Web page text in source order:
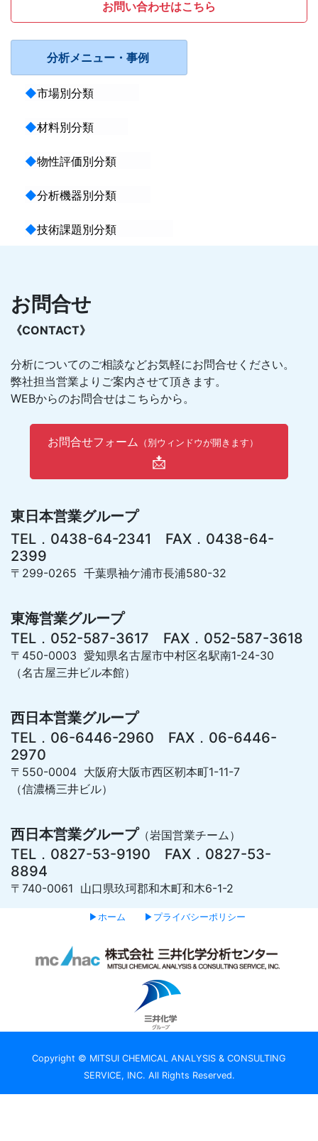
お問い合わせはこちら
分析メニュー・事例
◆市場別分類
◆材料別分類
◆物性評価別分類
◆分析機器別分類
◆技術課題別分類
お問合せ
《CONTACT》
分析についてのご相談などお気軽にお問合せください。
弊社担当営業よりご案内させて頂きます。
WEBからのお問合せはこちらから。
お問合せフォーム （別ウィンドウが開きます）
📩
東日本営業グループ
TEL．0438-64-2341 FAX．0438-64-
2399
〒299-0265 千葉県袖ケ浦市長浦580-32
東海営業グループ
TEL．052-587-3617 FAX．052-587-3618
〒450-0003 愛知県名古屋市中村区名駅南1-24-30
（名古屋三井ビル本館）
西日本営業グループ
TEL．06-6446-2960 FAX．06-6446-
2970
〒550-0004 大阪府大阪市西区靭本町1-11-7
（信濃橋三井ビル）
西日本営業グループ （岩国営業チーム）
TEL．0827-53-9190 FAX．0827-53-
8894
〒740-0061 山口県玖珂郡和木町和木6-1-2
▶ホーム ▶プライバシーポリシー
Copyright © MITSUI CHEMICAL ANALYSIS & CONSULTING
SERVICE, INC. All Rights Reserved.